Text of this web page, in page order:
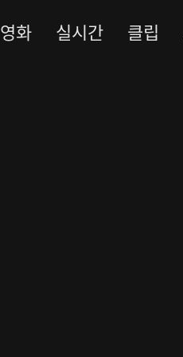
영화 실시간 클립